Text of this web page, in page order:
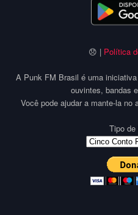
😞 | Política
A Punk FM Brasil é uma
ouvintes, bandas
Você pode ajudar a mante-la no
Tipo de